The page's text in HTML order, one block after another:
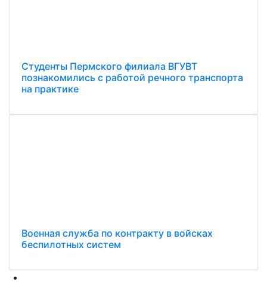
Студенты Пермского филиала ВГУВТ
познакомились с работой речного транспорта
на практике
Военная служба по контракту в войсках
беспилотных систем